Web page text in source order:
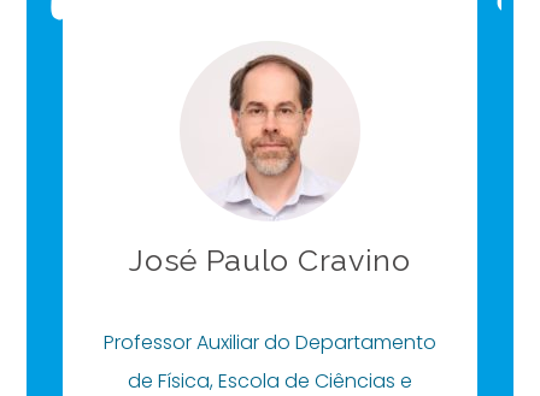
José Paulo Cravino
Professor Auxiliar do Departamento
de Física, Escola de Ciências e